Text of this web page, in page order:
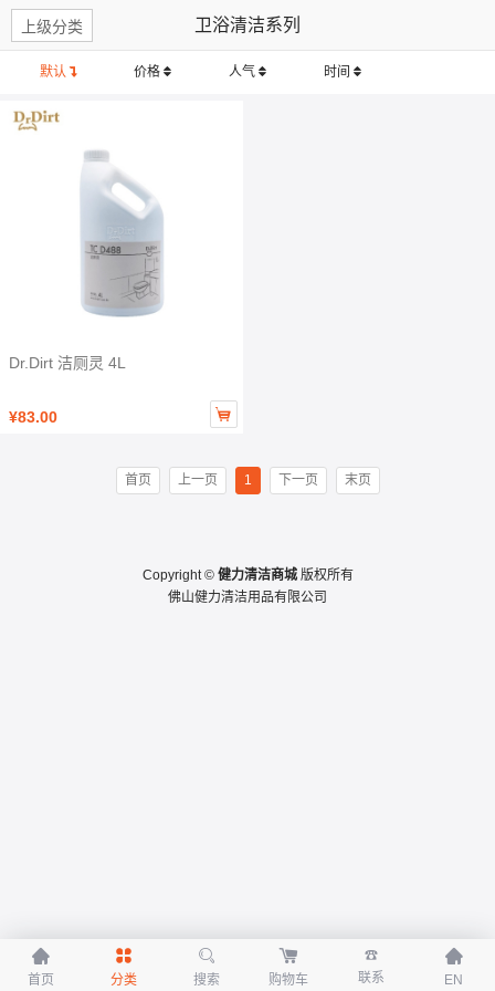
上级分类 卫浴清洁系列
默认 价格 人气 时间
Dr.Dirt 洁厕灵 4L
¥83.00 
首页 上一页 1 下一页 末页

首页

分类

搜索

购物车
☎
联系

EN
Copyright © 健力清洁商城版权所有
佛山健力清洁用品有限公司